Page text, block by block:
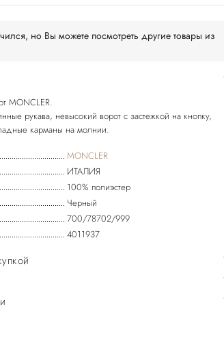
но Вы можете посмотреть другие товары из
MONCLER.
рукава, невысокий ворот с застежкой на кнопку,
MONCLER
ИТАЛИЯ
100% полиэстер
Черный
700/78702/999
4011937